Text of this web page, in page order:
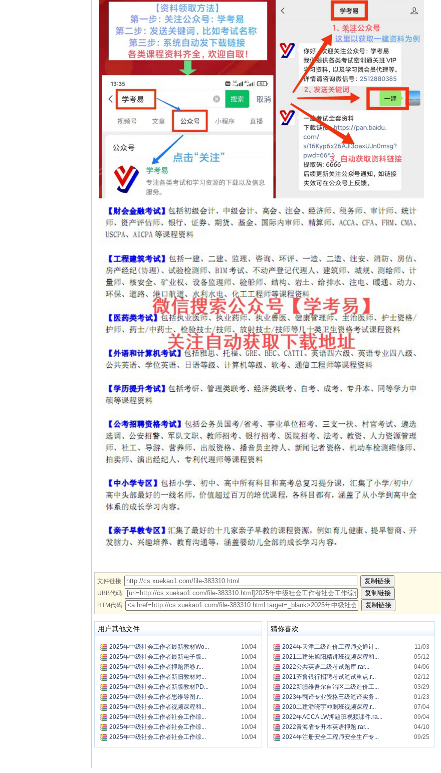
文件链接:
UBB代码:
HTM代码:
用户其他文件
10/04
2025年中级社会工作者最新教材Wo...
10/04
2025年中级社会工作者最新电子版...
10/04
2025年中级社会工作者押题密卷.r...
10/04
2025年中级社会工作者新旧教材对...
10/04
2025年中级社会工作者新版教材PD...
10/04
2025年中级社会工作者思维导图.r...
10/04
2025年中级社会工作者视频课程和...
10/04
2025年中级社会工作者社会工作综...
10/04
2025年中级社会工作者社会工作综...
10/04
2025年中级社会工作者社会工作综...
猜你喜欢
11/03
2024年天津二级造价工程师交通计...
05/12
2021二建朱旭阳精讲班视频课程和...
04/06
2022公共英语二级考试题库.rar...
02/12
2021齐鲁银行招聘考试笔试重点.r...
03/29
2022新疆维吾尔自治区二级造价工...
01/23
2023年翻译专业资格三级笔译实务...
07/04
2020二建潘晓宇冲刺班视频课程.r...
09/04
2022年ACCA LW押题班视频课件.ra...
04/10
2022青海省专升本英语押题.rar...
09/25
2024年注册安全工程师安全生产专...